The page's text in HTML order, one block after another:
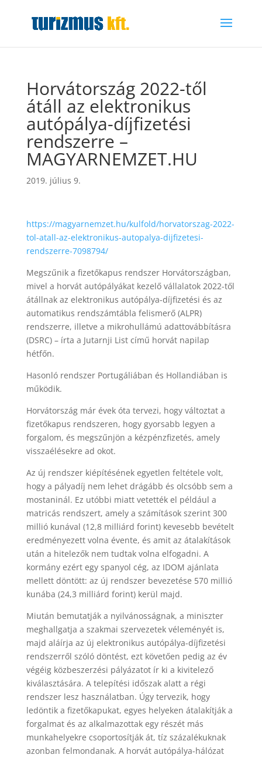
Horvátország 2022-től
átáll az elektronikus
autópálya-díjfizetési
rendszerre –
MAGYARNEMZET.HU
2019. július 9.
https://magyarnemzet.hu/kulfold/horvatorszag-2022-
tol-atall-az-elektronikus-autopalya-dijfizetesi-
rendszerre-7098794/
Megszűnik a fizetőkapus rendszer Horvátországban,
mivel a horvát autópályákat kezelő vállalatok 2022-től
átállnak az elektronikus autópálya-díjfizetési és az
automatikus rendszámtábla felismerő (ALPR)
rendszerre, illetve a mikrohullámú adattovábbításra
(DSRC) – írta a Jutarnji List című horvát napilap
hétfőn.
Hasonló rendszer Portugáliában és Hollandiában is
működik.
Horvátország már évek óta tervezi, hogy változtat a
fizetőkapus rendszeren, hogy gyorsabb legyen a
forgalom, és megszűnjön a kézpénzfizetés, amely
visszaélésekre ad okot.
Az új rendszer kiépítésének egyetlen feltétele volt,
hogy a pályadíj nem lehet drágább és olcsóbb sem a
mostaninál. Ez utóbbi miatt vetették el például a
matricás rendszert, amely a számítások szerint 300
millió kunával (12,8 milliárd forint) kevesebb bevételt
eredményezett volna évente, és amit az átalakítások
után a hitelezők nem tudtak volna elfogadni. A
kormány ezért egy spanyol cég, az IDOM ajánlata
mellett döntött: az új rendszer bevezetése 570 millió
kunába (24,3 milliárd forint) kerül majd.
Miután bemutatják a nyilvánosságnak, a miniszter
meghallgatja a szakmai szervezetek véleményét is,
majd aláírja az új elektronikus autópálya-díjfizetési
rendszerről szóló döntést, ezt követően pedig az év
végéig közbeszerzési pályázatot ír ki a kivitelező
kiválasztására. A telepítési időszak alatt a régi
rendszer lesz használatban. Úgy tervezik, hogy
ledöntik a fizetőkapukat, egyes helyeken átalakítják a
forgalmat és az alkalmazottak egy részét más
munkahelyekre csoportosítják át, tíz százalékuknak
azonban felmondanak. A horvát autópálya-hálózat